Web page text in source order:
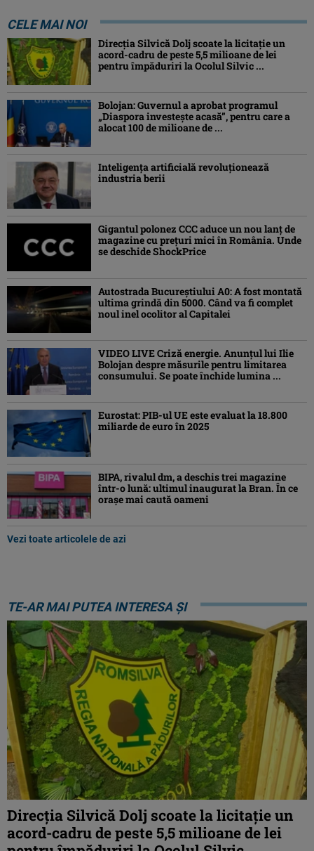
CELE MAI NOI
Direcția Silvică Dolj scoate la licitație un
acord-cadru de peste 5,5 milioane de lei
pentru împăduriri la Ocolul Silvic ...
Bolojan: Guvernul a aprobat programul
„Diaspora investeşte acasă”, pentru care a
alocat 100 de milioane de ...
Inteligența artificială revoluționează
industria berii
Gigantul polonez CCC aduce un nou lanț de
magazine cu prețuri mici în România. Unde
se deschide ShockPrice
Autostrada Bucureștiului A0: A fost montată
ultima grindă din 5000. Când va fi complet
noul inel ocolitor al Capitalei
VIDEO LIVE Criză energie. Anunțul lui Ilie
Bolojan despre măsurile pentru limitarea
consumului. Se poate închide lumina ...
Eurostat: PIB-ul UE este evaluat la 18.800
miliarde de euro în 2025
BIPA, rivalul dm, a deschis trei magazine
într-o lună: ultimul inaugurat la Bran. În ce
orașe mai caută oameni
Vezi toate articolele de azi
TE-AR MAI PUTEA INTERESA ȘI
Direcția Silvică Dolj scoate la licitație un
acord-cadru de peste 5,5 milioane de lei